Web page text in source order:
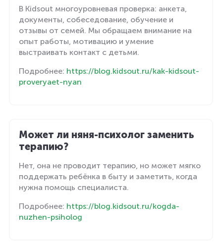
В Kidsout многоуровневая проверка: анкета,
документы, собеседование, обучение и
отзывы от семей. Мы обращаем внимание на
опыт работы, мотивацию и умение
выстраивать контакт с детьми.
Подробнее: https://blog.kidsout.ru/kak-kidsout-
proveryaet-nyan
Может ли няня-психолог заменить
терапию?
Нет, она не проводит терапию, но может мягко
поддержать ребёнка в быту и заметить, когда
нужна помощь специалиста.
Подробнее: https://blog.kidsout.ru/kogda-
nuzhen-psiholog